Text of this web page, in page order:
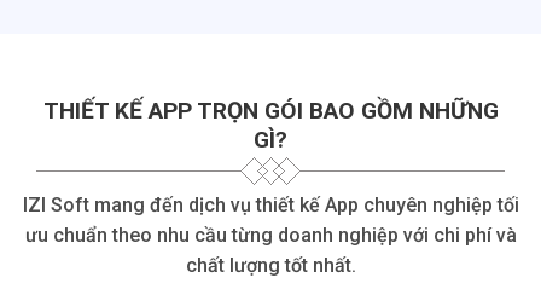
THIẾT KẾ APP TRỌN GÓI BAO GỒM NHỮNG
GÌ?
IZI Soft mang đến dịch vụ thiết kế App chuyên nghiệp tối
ưu chuẩn theo nhu cầu từng doanh nghiệp với chi phí và
chất lượng tốt nhất.